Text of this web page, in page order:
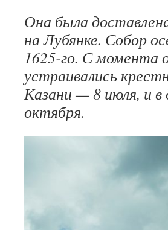
Она была
на Лубянке. Собор
1625-го. С момента
устраивались
Казани — 8 июля, и
октября.